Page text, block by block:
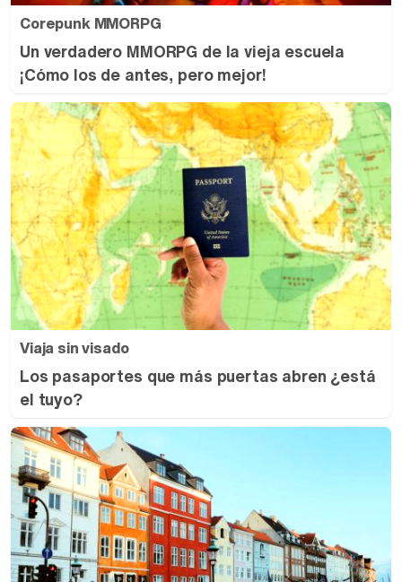
Corepunk MMORPG
Un verdadero MMORPG de la vieja escuela
¡Cómo los de antes, pero mejor!
Viaja sin visado
Los pasaportes que más puertas abren ¿está
el tuyo?